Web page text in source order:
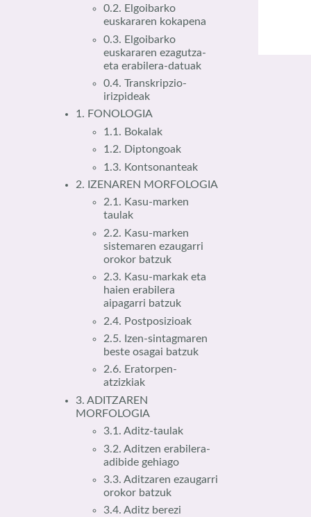
0.2. Elgoibarko
euskararen kokapena
0.3. Elgoibarko
euskararen ezagutza-
eta erabilera-datuak
0.4. Transkripzio-
irizpideak
1. FONOLOGIA
1.1. Bokalak
1.2. Diptongoak
1.3. Kontsonanteak
2. IZENAREN MORFOLOGIA
2.1. Kasu-marken
taulak
2.2. Kasu-marken
sistemaren ezaugarri
orokor batzuk
2.3. Kasu-markak eta
haien erabilera
aipagarri batzuk
2.4. Postposizioak
2.5. Izen-sintagmaren
beste osagai batzuk
2.6. Eratorpen-
atzizkiak
3. ADITZAREN
MORFOLOGIA
3.1. Aditz-taulak
3.2. Aditzen erabilera-
adibide gehiago
3.3. Aditzaren ezaugarri
orokor batzuk
3.4. Aditz berezi